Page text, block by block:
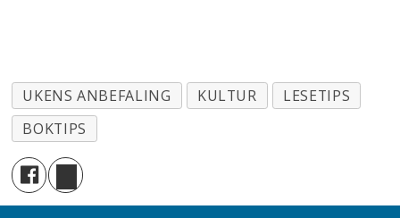
UKENS ANBEFALING KULTUR
LESETIPS
BOKTIPS